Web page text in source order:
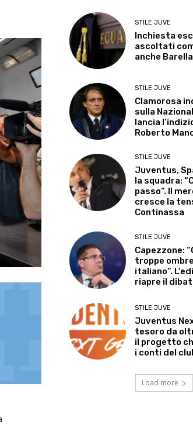
STILE JUVE
Inchiesta
ascoltati
anche
STILE JUVE
Clamorosa
sulla
lancia
Roberto
STILE JUVE
Juventus,
la squadra:
passo”. Il
cresce la
Continassa
STILE JUVE
Capezzone:
troppe
italiano”.
riapre il
STILE JUVE
Juventus
tesoro da
il progetto
i conti del
Load more